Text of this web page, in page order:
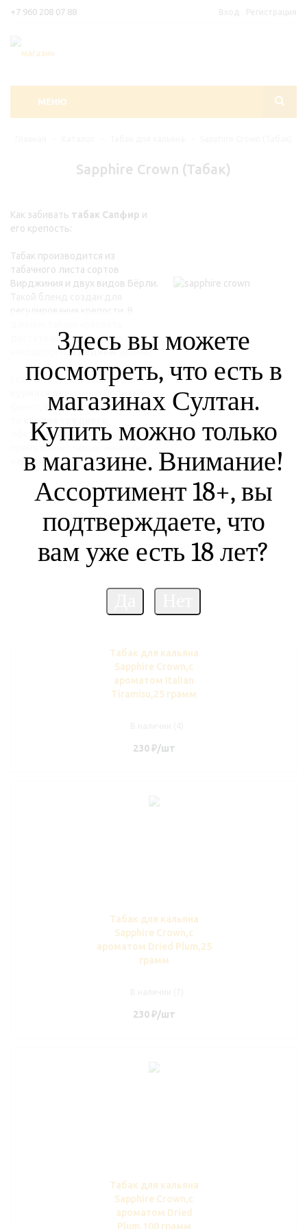
+7 960 208 07 88
МЕНЮ
Sapphire Crown (Табак)
Как забивать табак Сапфир и
его крепость:
Табак производится из
табачного листа сортов
Вирджиния и двух видов Бёрли.
Такой бленд создан для
достаточно комфортная и
находится насреднемуровне.
Если вы хотите, чтобы табак
фанел, если вы любите что-
крепче среднего
обязательно курите на
прямоточных чашах, иначе не
накуривает.
Табак для кальяна
Sapphire Crown,с
ароматом Italian
Tiramisu,25 грамм
230₽/шт
Табак для кальяна
Sapphire Crown,с
ароматом Dried Plum,25
грамм
230₽/шт
Табак для кальяна
Sapphire Crown,с
ароматом Dried
Plum,100 грамм
Здесь вы можете
посмотреть, что есть в
магазинах Султан.
Купить можно только
в магазине. Внимание!
Ассортимент 18+, вы
подтверждаете, что
вам уже есть 18 лет?